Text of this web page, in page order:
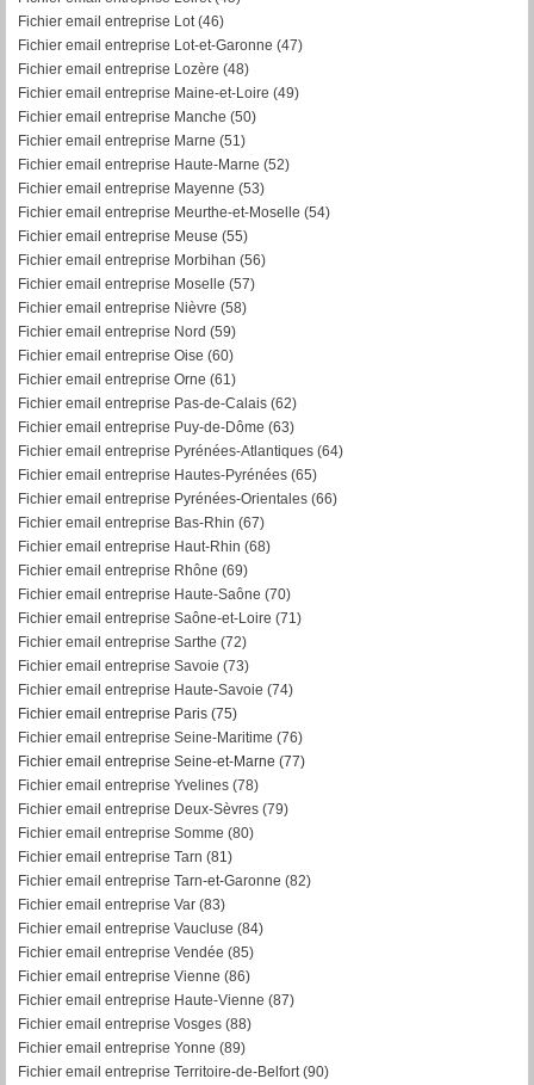
Fichier email entreprise Lot (46)
Fichier email entreprise Lot-et-Garonne (47)
Fichier email entreprise Lozère (48)
Fichier email entreprise Maine-et-Loire (49)
Fichier email entreprise Manche (50)
Fichier email entreprise Marne (51)
Fichier email entreprise Haute-Marne (52)
Fichier email entreprise Mayenne (53)
Fichier email entreprise Meurthe-et-Moselle (54)
Fichier email entreprise Meuse (55)
Fichier email entreprise Morbihan (56)
Fichier email entreprise Moselle (57)
Fichier email entreprise Nièvre (58)
Fichier email entreprise Nord (59)
Fichier email entreprise Oise (60)
Fichier email entreprise Orne (61)
Fichier email entreprise Pas-de-Calais (62)
Fichier email entreprise Puy-de-Dôme (63)
Fichier email entreprise Pyrénées-Atlantiques (64)
Fichier email entreprise Hautes-Pyrénées (65)
Fichier email entreprise Pyrénées-Orientales (66)
Fichier email entreprise Bas-Rhin (67)
Fichier email entreprise Haut-Rhin (68)
Fichier email entreprise Rhône (69)
Fichier email entreprise Haute-Saône (70)
Fichier email entreprise Saône-et-Loire (71)
Fichier email entreprise Sarthe (72)
Fichier email entreprise Savoie (73)
Fichier email entreprise Haute-Savoie (74)
Fichier email entreprise Paris (75)
Fichier email entreprise Seine-Maritime (76)
Fichier email entreprise Seine-et-Marne (77)
Fichier email entreprise Yvelines (78)
Fichier email entreprise Deux-Sèvres (79)
Fichier email entreprise Somme (80)
Fichier email entreprise Tarn (81)
Fichier email entreprise Tarn-et-Garonne (82)
Fichier email entreprise Var (83)
Fichier email entreprise Vaucluse (84)
Fichier email entreprise Vendée (85)
Fichier email entreprise Vienne (86)
Fichier email entreprise Haute-Vienne (87)
Fichier email entreprise Vosges (88)
Fichier email entreprise Yonne (89)
Fichier email entreprise Territoire-de-Belfort (90)